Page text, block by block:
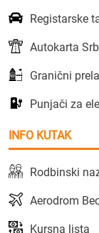
Registarske
Autokarta
Granični
Punjači za
INFO KUTAK
Rodbinski
Aerodrom
Kursna lista